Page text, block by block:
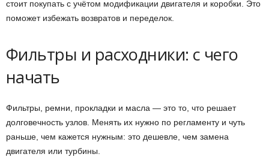
стоит покупать с учётом модификации двигателя и коробки. Это
поможет избежать возвратов и переделок.
Фильтры и расходники: с чего
начать
Фильтры, ремни, прокладки и масла — это то, что решает
долговечность узлов. Менять их нужно по регламенту и чуть
раньше, чем кажется нужным: это дешевле, чем замена
двигателя или турбины.